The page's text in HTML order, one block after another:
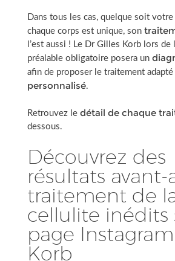
Dans tous les cas, quelque soit
chaque corps est unique, son
l’est aussi ! Le Dr Gilles Korb lors
préalable obligatoire posera un
afin de proposer le traitement
personnalisé.
Retrouvez le détail de chaque
dessous.
Découvrez des
résultats avant-
traitement de
cellulite inédits
page
Korb